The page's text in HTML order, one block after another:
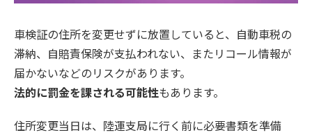
車検証の住所を変更せずに放置していると、自動車税の
滞納、自賠責保険が支払われない、またリコール情報が
届かないなどのリスクがあります。
法的に罰金を課される可能性もあります。
住所変更当日は、陸運支局に行く前に必要書類を準備